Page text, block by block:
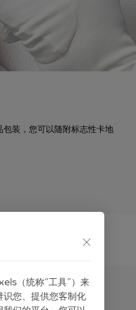
装，您可以随附标志性卡地
（统称“⼯具”）来
识您、提供您客制化